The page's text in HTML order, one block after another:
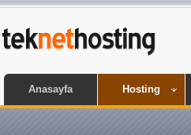
Anasayfa Hosting